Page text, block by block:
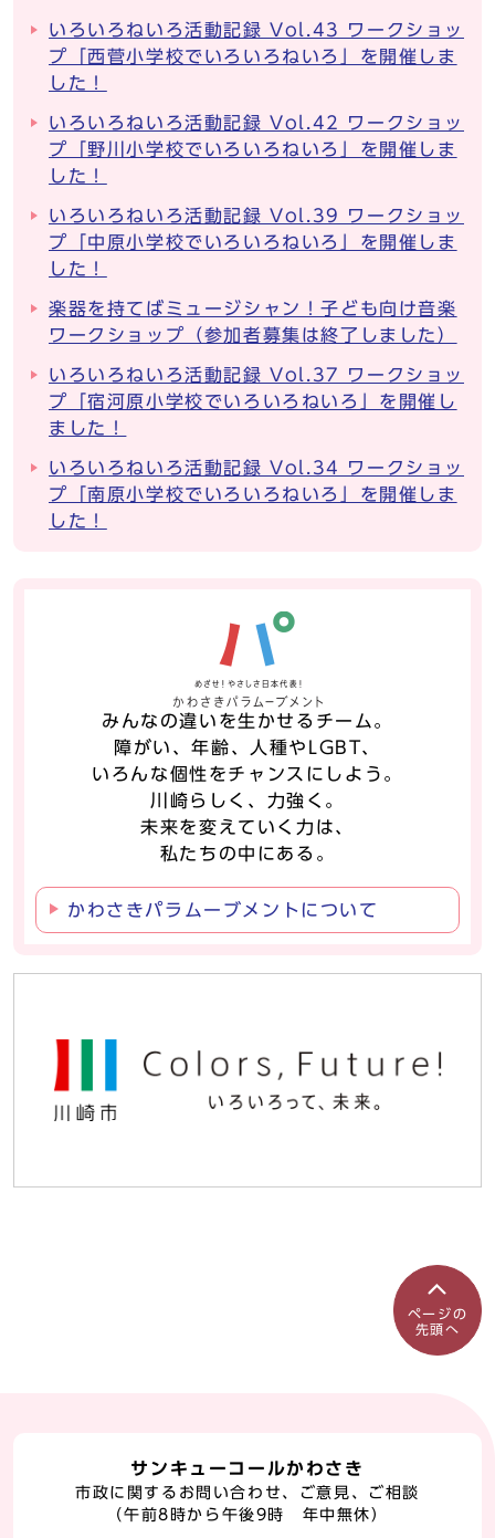
いろいろねいろ活動記録 Vol.43 ワークショッ
プ「西菅小学校でいろいろねいろ」を開催しま
した！
いろいろねいろ活動記録 Vol.42 ワークショッ
プ「野川小学校でいろいろねいろ」を開催しま
した！
いろいろねいろ活動記録 Vol.39 ワークショッ
プ「中原小学校でいろいろねいろ」を開催しま
した！
楽器を持てばミュージシャン！子ども向け音楽
ワークショップ（参加者募集は終了しました）
いろいろねいろ活動記録 Vol.37 ワークショッ
プ「宿河原小学校でいろいろねいろ」を開催し
ました！
いろいろねいろ活動記録 Vol.34 ワークショッ
プ「南原小学校でいろいろねいろ」を開催しま
した！
みんなの違いを生かせるチーム。
障がい、年齢、人種やLGBT、
いろんな個性をチャンスにしよう。
川崎らしく、力強く。
未来を変えていく力は、
私たちの中にある。
かわさきパラムーブメントについて
ページの
先頭へ
サンキューコールかわさき
市政に関するお問い合わせ、ご意見、ご相談
（午前8時から午後9時 年中無休）